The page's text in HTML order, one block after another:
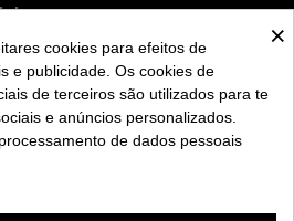
×
cookies para efeitos de
e publicidade. Os cookies de
de terceiros são utilizados para te
e anúncios personalizados.
de dados pessoais